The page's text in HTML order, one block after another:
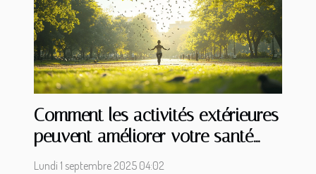
Comment les activités extérieures
peuvent améliorer votre santé
mentale ?
Lundi 1 septembre 2025 04:02